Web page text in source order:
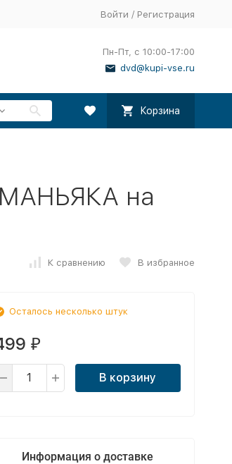
Войти / Регистрация
Пн-Пт, с 10:00-17:00
dvd@kupi-vse.ru
Корзина
на
К сравнению В избранное
Осталось несколько штук
₽
В корзину
Информация о доставке